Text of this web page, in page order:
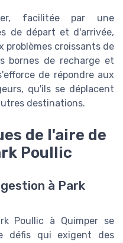
facilitée par une
de départ et d'arrivée,
problèmes croissants de
bornes de recharge et
de répondre aux
qu'ils se déplacent
destinations.
de l'aire de
Poullic
à Park
Poullic à Quimper se
défis qui exigent des